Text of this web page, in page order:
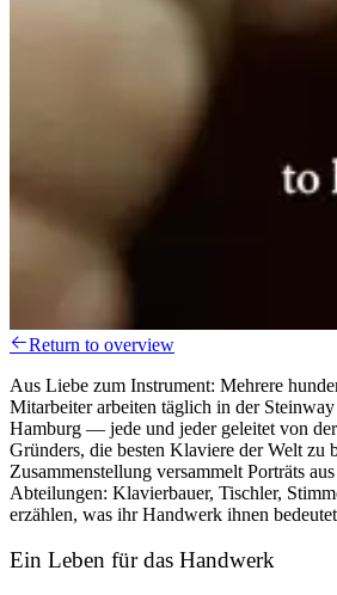
Return to overview
Aus Liebe zum Instrument: Mehrere
Mitarbeiter arbeiten täglich in der
Hamburg — jede und jeder geleitet von
Gründers, die besten Klaviere der Welt zu
Zusammenstellung versammelt Porträts
Abteilungen: Klavierbauer, Tischler,
erzählen, was ihr Handwerk ihnen
Ein Leben für das Handwerk